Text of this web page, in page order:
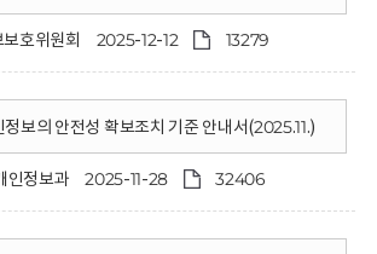
호위원회 2025-12-12 13279
보의 안전성 확보조치 기준 안내서(2025.11.)
인정보과 2025-11-28 32406